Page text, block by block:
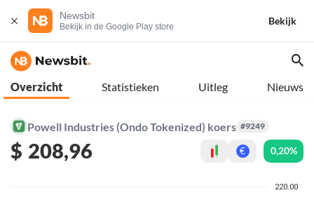
Newsbit
Bekijk in de Google Play store
Bekijk
Overzicht Statistieken Uitleg Nieuws
Powell Industries (Ondo Tokenized) koers #9249
$ 208,96 € 0,20%